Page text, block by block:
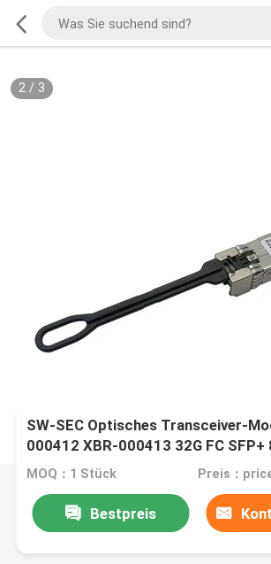
2/ 3
SW-SEC Optisches Transceiver-
000412 XBR-000413 32G FC SFP+
MOQ：1 Stück
Bestpreis